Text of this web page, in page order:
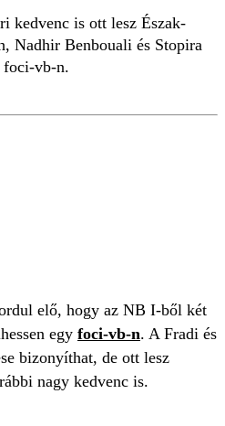
kedvenc is ott lesz Észak-
Nadhir Benbouali és Stopira
foci-vb-n.
elő, hogy az NB I-ből két
egy foci-vb-n. A Fradi és
bizonyíthat, de ott lesz
nagy kedvenc is.